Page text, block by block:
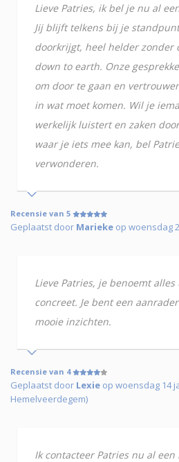
Lieve Patries, ik bel je nu al
Jij blijft telkens bij je
doorkrijgt, heel helder zonder
down to earth. Onze
om door te gaan en
in wat moet komen. Wil je
werkelijk luistert en zaken
waar je iets mee kan, bel
verwonderen.
Recensie van 5
Geplaatst door Marieke op woensdag
Lieve Patries, je benoemt
concreet. Je bent een
mooie inzichten.
Recensie van 4
Geplaatst door Lexie op woensdag 14
Hemelveerdegem)
Ik contacteer Patries nu al